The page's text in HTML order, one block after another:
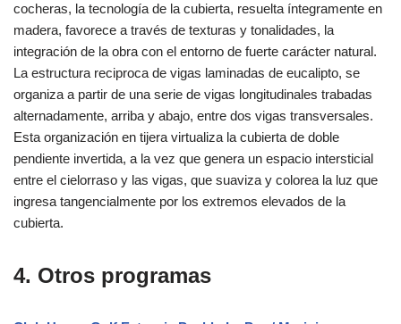
cocheras, la tecnología de la cubierta, resuelta íntegramente en
madera, favorece a través de texturas y tonalidades, la
integración de la obra con el entorno de fuerte carácter natural.
La estructura reciproca de vigas laminadas de eucalipto, se
organiza a partir de una serie de vigas longitudinales trabadas
alternadamente, arriba y abajo, entre dos vigas transversales.
Esta organización en tijera virtualiza la cubierta de doble
pendiente invertida, a la vez que genera un espacio intersticial
entre el cielorraso y las vigas, que suaviza y colorea la luz que
ingresa tangencialmente por los extremos elevados de la
cubierta.
4. Otros programas